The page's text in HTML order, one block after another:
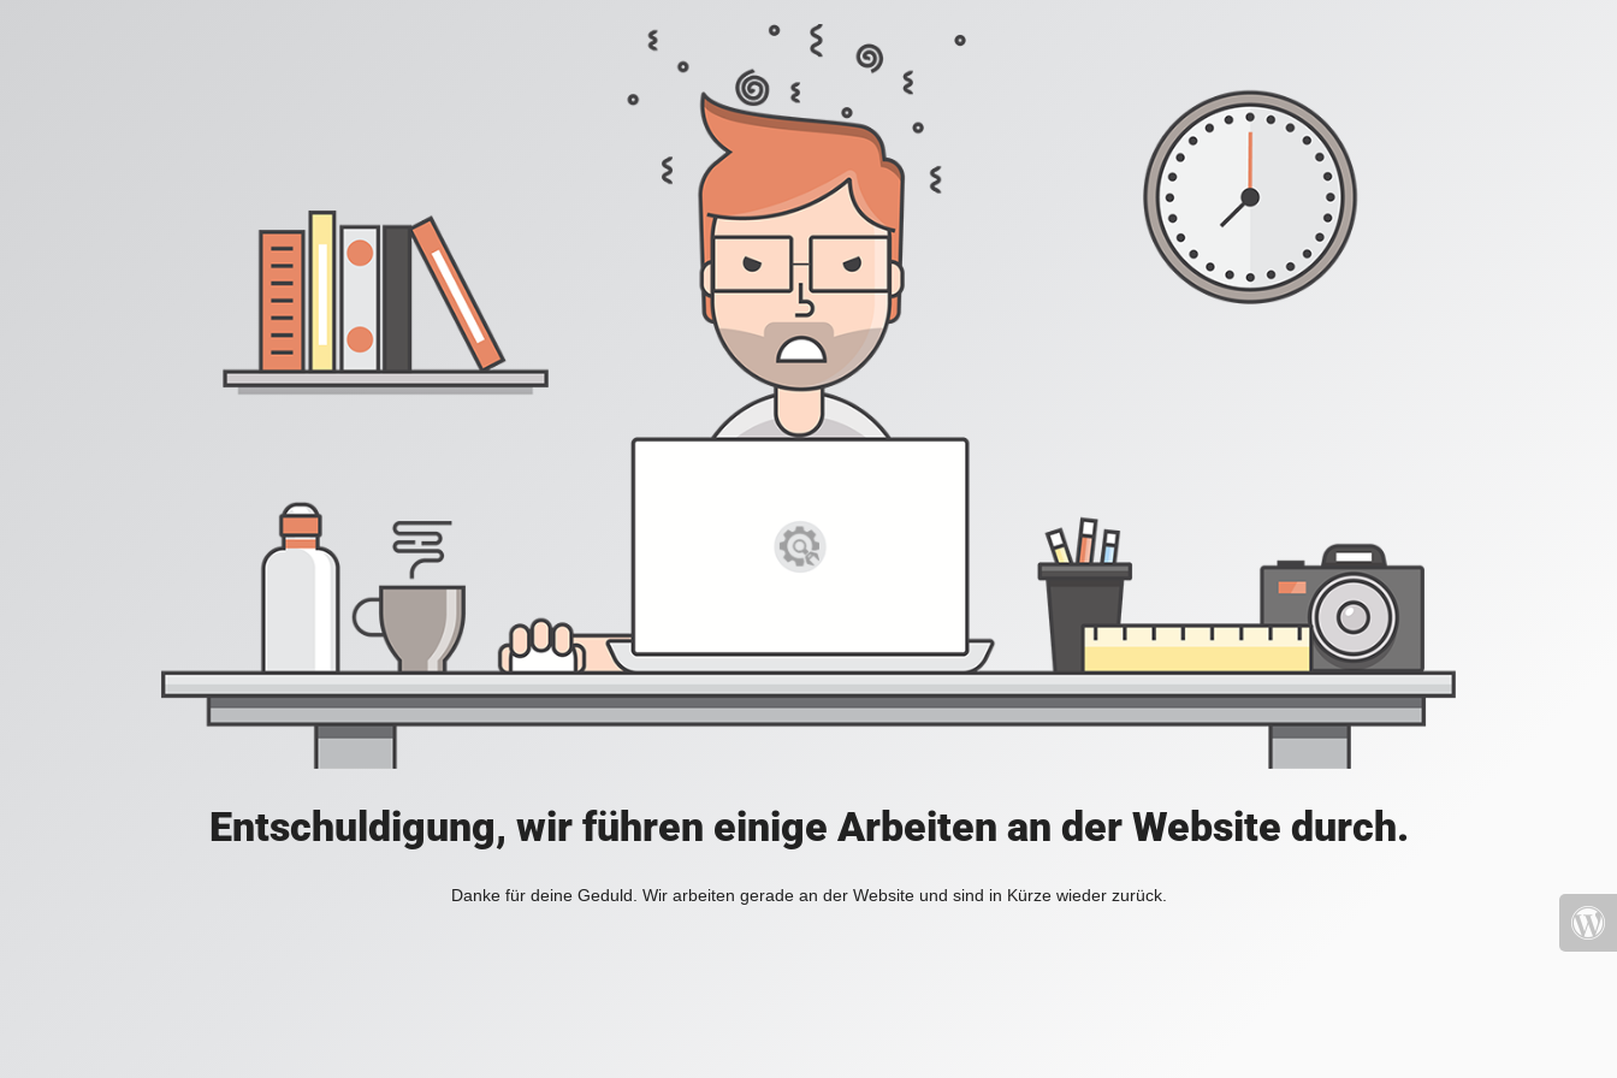
Entschuldigung, wir führen einige Arbeiten an der Website durch.
Danke für deine Geduld. Wir arbeiten gerade an der Website und sind in Kürze wieder zurück.